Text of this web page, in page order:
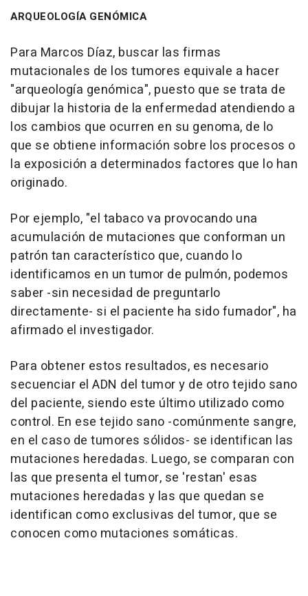
ARQUEOLOGÍA GENÓMICA
Para Marcos Díaz, buscar las firmas
mutacionales de los tumores equivale a hacer
"arqueología genómica", puesto que se trata de
dibujar la historia de la enfermedad atendiendo a
los cambios que ocurren en su genoma, de lo
que se obtiene información sobre los procesos o
la exposición a determinados factores que lo han
originado.
Por ejemplo, "el tabaco va provocando una
acumulación de mutaciones que conforman un
patrón tan característico que, cuando lo
identificamos en un tumor de pulmón, podemos
saber -sin necesidad de preguntarlo
directamente- si el paciente ha sido fumador", ha
afirmado el investigador.
Para obtener estos resultados, es necesario
secuenciar el ADN del tumor y de otro tejido sano
del paciente, siendo este último utilizado como
control. En ese tejido sano -comúnmente sangre,
en el caso de tumores sólidos- se identifican las
mutaciones heredadas. Luego, se comparan con
las que presenta el tumor, se 'restan' esas
mutaciones heredadas y las que quedan se
identifican como exclusivas del tumor, que se
conocen como mutaciones somáticas.